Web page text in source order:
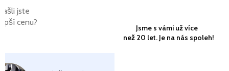
jste
cenu?
Jsme s vámi už více
než 20 let. Je na nás spoleh!